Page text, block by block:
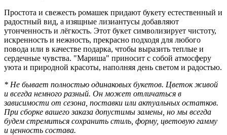
Простота и свежесть ромашек придают букету естественный и
радостный вид, а изящные лизиантусы добавляют
утонченность и лёгкость. Этот букет символизирует чистоту,
искренность и нежность, прекрасно подходя для любого
повода или в качестве подарка, чтобы выразить теплые и
сердечные чувства. "Мариша" приносит с собой атмосферу
уюта и природной красоты, наполняя день светом и радостью.
* Не бывает полностью одинаковых букетов. Цветок живой
и всегда немного разный. Он может отличаться в
зависимости от сезона, поставки или актуальных остатков.
При сборке вашего заказа допустимы замены, но мы всегда
будем стремиться сохранить стиль, форму, цветовую гамму
и ценность состава.